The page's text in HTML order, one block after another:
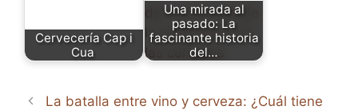
Cervecería Cap i
Cua
Una mirada al
pasado: La
fascinante historia
del…
La batalla entre vino y cerveza: ¿Cuál tiene